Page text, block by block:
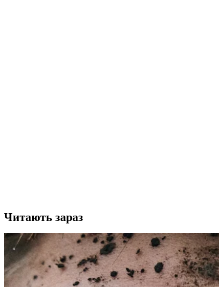
Читають зараз